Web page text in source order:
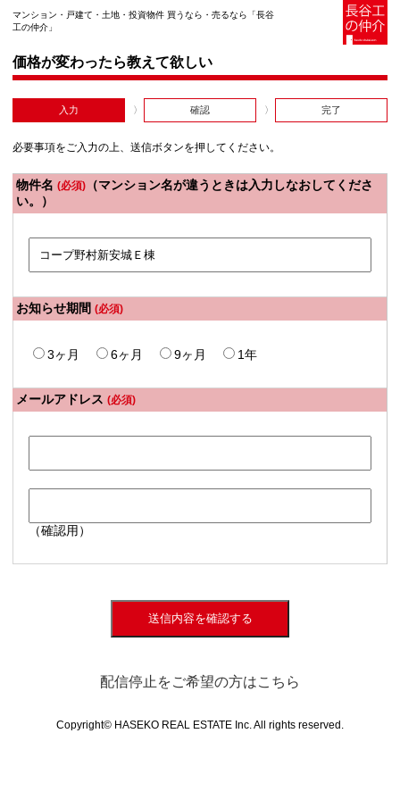
マンション・戸建て・土地・投資物件 買うなら・売るなら「長谷
工の仲介」
価格が変わったら教えて欲しい
入力 確認 完了
必要事項をご入力の上、送信ボタンを押してください。
物件名 (必須) （マンション名が違うときは入力しなおしてくださ
い。）
お知らせ期間 (必須)
3ヶ月 6ヶ月 9ヶ月 1年
メールアドレス (必須)
（確認用）
送信内容を確認する
配信停止をご希望の方はこちら
Copyright© HASEKO REAL ESTATE Inc. All rights reserved.